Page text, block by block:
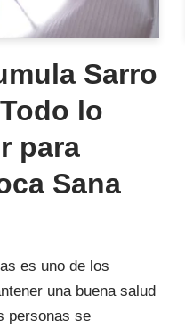
Sarro
lo
para
Sana
es uno de los
una buena salud
personas se